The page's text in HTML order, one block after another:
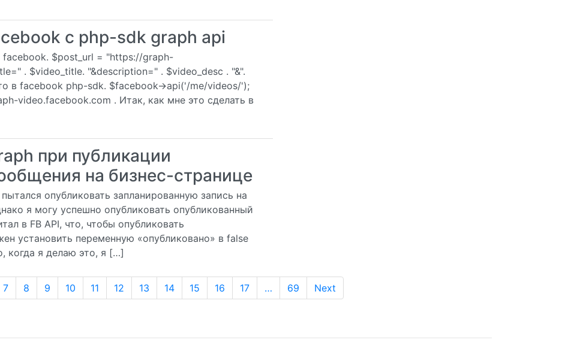
с php-sdk graph api
$post_url = "https://graph-
. $video_title. "&description=" . $video_desc . "&".
в facebook php-sdk. $facebook->api('/me/videos/');
video.facebook.com . Итак, как мне это сделать в
при публикации
на бизнес-странице
опубликовать запланированную запись на
я могу успешно опубликовать опубликованный
в FB API, что, чтобы опубликовать
установить переменную «опубликовано» в false
когда я делаю это, я […]
7 8 9 10 11 12 13 14 15 16 17 … 69 Next